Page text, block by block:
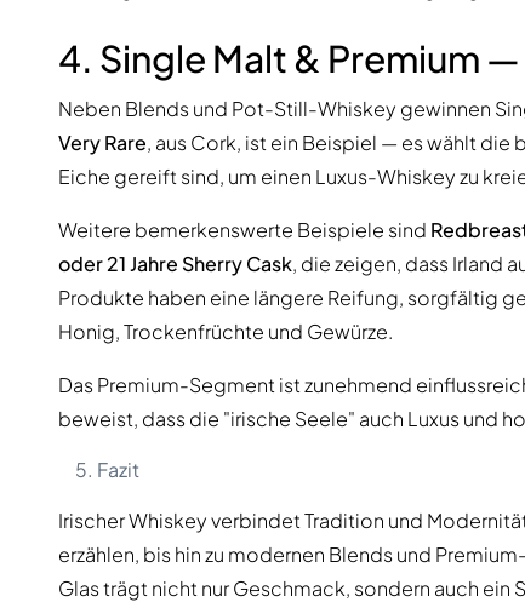
4. Single Malt & Premium
Neben Blends und Pot-Still-Whiskey gewinnen
Very Rare, aus Cork, ist ein Beispiel — es wählt
Eiche gereift sind, um einen Luxus-Whiskey zu
Weitere bemerkenswerte Beispiele sind
oder 21 Jahre Sherry Cask, die zeigen, dass Irland
Produkte haben eine längere Reifung, sorgfältig
Honig, Trockenfrüchte und Gewürze.
Das Premium-Segment ist zunehmend
beweist, dass die "irische Seele" auch Luxus und
Fazit
Irischer Whiskey verbindet Tradition und
erzählen, bis hin zu modernen Blends und
Glas trägt nicht nur Geschmack, sondern auch ein